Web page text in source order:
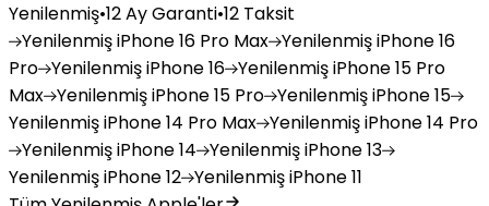
Yenilenmiş•12 Ay Garanti•12 Taksit
YenilenmişiPhone 16 Pro Max YenilenmişiPhone 16
Pro YenilenmişiPhone 16 YenilenmişiPhone 15 Pro
Max YenilenmişiPhone 15 Pro YenilenmişiPhone 15
YenilenmişiPhone 14 Pro Max YenilenmişiPhone 14 Pro
YenilenmişiPhone 14 YenilenmişiPhone 13
YenilenmişiPhone 12 YenilenmişiPhone 11